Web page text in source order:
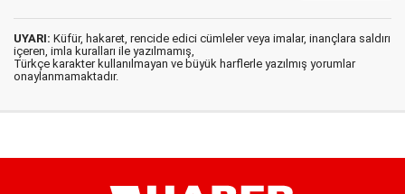
UYARI: Küfür, hakaret, rencide edici cümleler veya imalar, inançlara saldırı
içeren, imla kuralları ile yazılmamış,
Türkçe karakter kullanılmayan ve büyük harflerle yazılmış yorumlar
onaylanmamaktadır.